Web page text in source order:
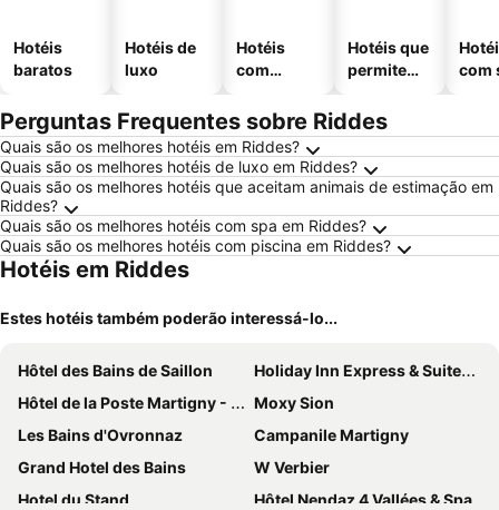
Hotéis
baratos
Hotéis de
luxo
Hotéis
com
Hotéis que
permitem
com
Perguntas Frequentes sobre Riddes
Quais são os melhores hotéis em Riddes?
Quais são os melhores hotéis de luxo em Riddes?
Quais são os melhores hotéis que aceitam animais de estimação em
Riddes?
Quais são os melhores hotéis com spa em Riddes?
Quais são os melhores hotéis com piscina em Riddes?
Hotéis em Riddes
Estes hotéis também poderão interessá-lo...
Hôtel des Bains de Saillon
Holiday Inn Express & Suites Sion By Ihg
Hôtel de la Poste Martigny - City Center
Moxy Sion
Les Bains d'Ovronnaz
Campanile Martigny
Grand Hotel des Bains
W Verbier
Hotel du Stand
Hôtel Nendaz 4 Vallées & Spa